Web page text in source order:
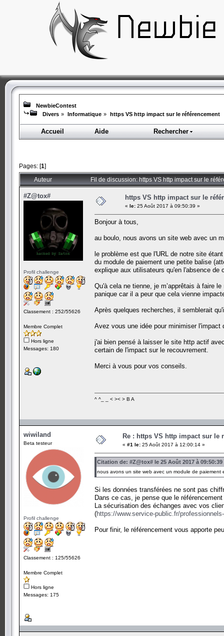
NewbieContest
Divers » Informatique » https VS http impact sur le référencement
Accueil Aide Rechercher
Pages: [1]
Auteur Fil de discussion: https VS http impact sur le
#Z@tox#
Profil challenge
Classement : 252/55626
Membre Complet
Hors ligne
Messages: 180
https VS http impact sur le
« le: 25 Août 2017 à 09:50:39 »
Bonjour à tous,
au boulo, nous avons un site web avec un
le problème est que l'URL de notre site
du module de paiement une petite balise
explique aux utilisateurs qu'en l'absence
Qu'à cela ne tienne, je m’apprêtais à faire
panique car il a peur que cela vienne
Après quelques recherches, il semblerait
Avez vous une idée pour minimiser
j'ai bien pensé à laisser le site http actif
certain de l'impact sur le recouvrement.
Merci à vous pour vos conseils.
^ ^_ _ < >< > B A
wiwiland
Beta testeur
Profil challenge
Classement : 125/55626
Membre Complet
Hors ligne
Messages: 175
Re : https VS http impact sur le
« #1 le: 25 Août 2017 à 12:00:14 »
Citation de: #Z@tox# le 25 Août 2017 à 09:50:39
nous avons un site web avec un module de paiement
Si les données transférées ne sont pas
Dans ce cas, je pense que le
La sécurisation des échanges avec vos
(https://www.service-public.fr/
Pour finir, le référencement vous apporte